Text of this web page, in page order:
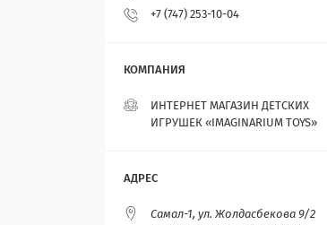
+7 (747) 253-10-04
ИНТЕРНЕТ МАГАЗИН ДЕТСКИХ
ИГРУШЕК «IMAGINARIUM TOYS»
Самал-1, ул. Жолдасбекова 9/2